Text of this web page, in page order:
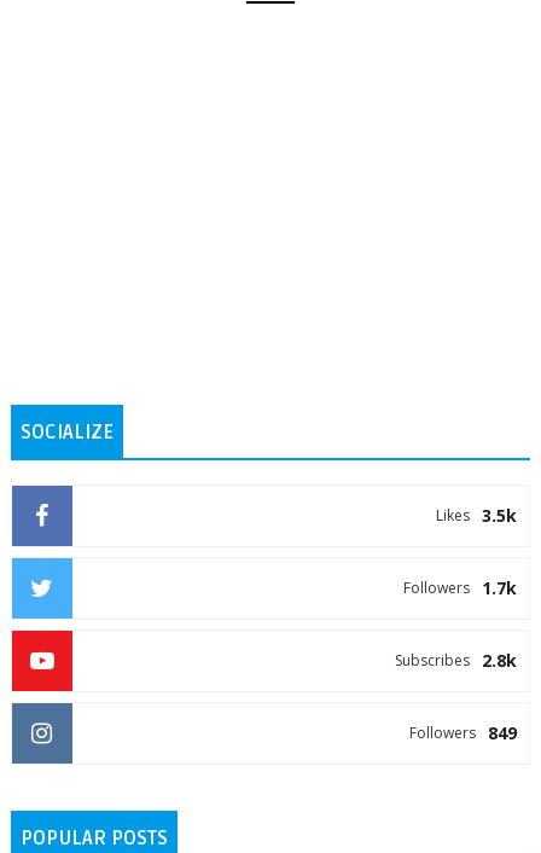
SOCIALIZE
3.5k
Likes
1.7k
Followers
2.8k
Subscribes
849
Followers
POPULAR POSTS